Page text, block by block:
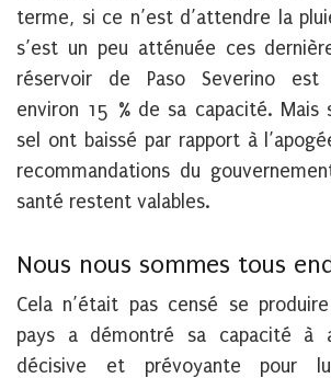
terme, si ce n’est d’attendre la
s’est un peu atténuée ces
réservoir de Paso Severino est
environ 15 % de sa capacité. Mais
sel ont baissé par rapport à
recommandations du
santé restent valables.
Nous nous sommes tous
Cela n’était pas censé se
pays a démontré sa capacité à
décisive et prévoyante pour